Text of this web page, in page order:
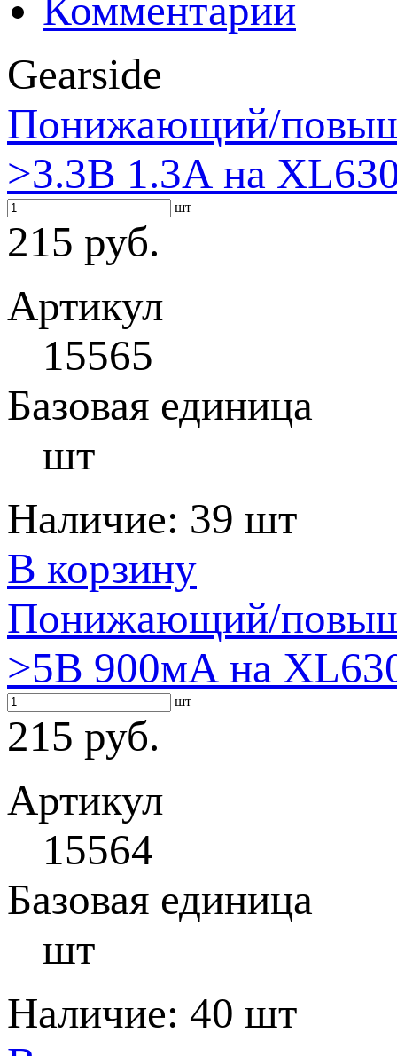
Комментарии
Gearside
Понижающий/
>3.3В 1.3А на
шт
215 руб.
Артикул
15565
Базовая единица
шт
Наличие: 39 шт
В корзину
Понижающий/
>5В 900мА на
шт
215 руб.
Артикул
15564
Базовая единица
шт
Наличие: 40 шт